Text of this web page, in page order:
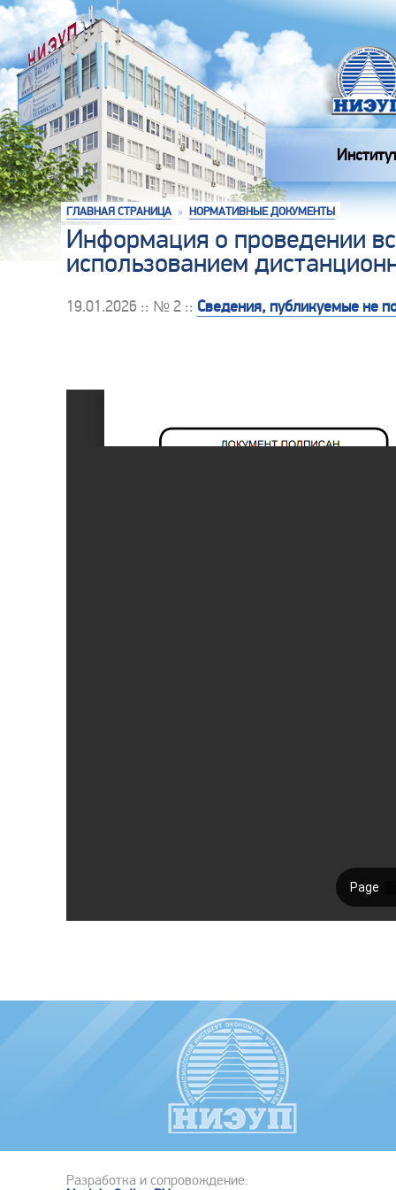
ГЛАВНАЯ СТРАНИЦА » НОРМАТИВНЫЕ ДОКУМЕНТЫ
Информация о проведении
использованием
19.01.2026 :: № 2 :: Сведения, публикуемые не
Разработка и сопровождение: